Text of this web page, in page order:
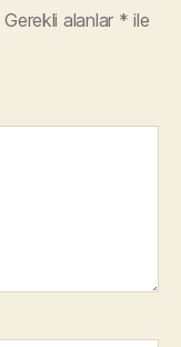
Gerekli alanlar * ile